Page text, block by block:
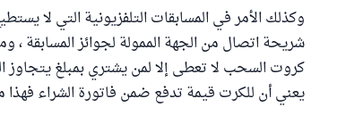
وكذلك الأمر في المسابقات التلفزيونية التي لا
شريحة اتصال من الجهة الممولة لجوائز
كروت السحب لا تعطى إلا لمن يشتري بمبلغ يتجاوز
يعني أن للكرت قيمة تدفع ضمن فاتورة الشراء